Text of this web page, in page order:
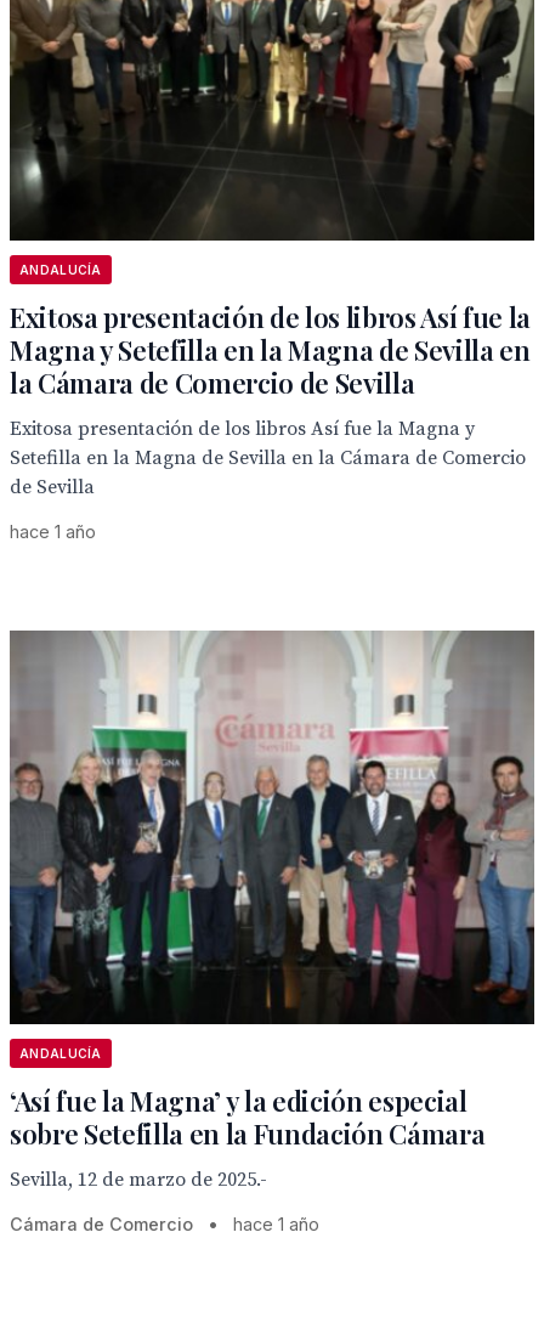
ANDALUCÍA
Exitosa presentación de los libros Así fue la
Magna y Setefilla en la Magna de Sevilla en
la Cámara de Comercio de Sevilla
Exitosa presentación de los libros Así fue la Magna y
Setefilla en la Magna de Sevilla en la Cámara de Comercio
de Sevilla
hace 1 año
ANDALUCÍA
‘Así fue la Magna’ y la edición especial
sobre Setefilla en la Fundación Cámara
Sevilla, 12 de marzo de 2025.-
Cámara de Comercio • hace 1 año